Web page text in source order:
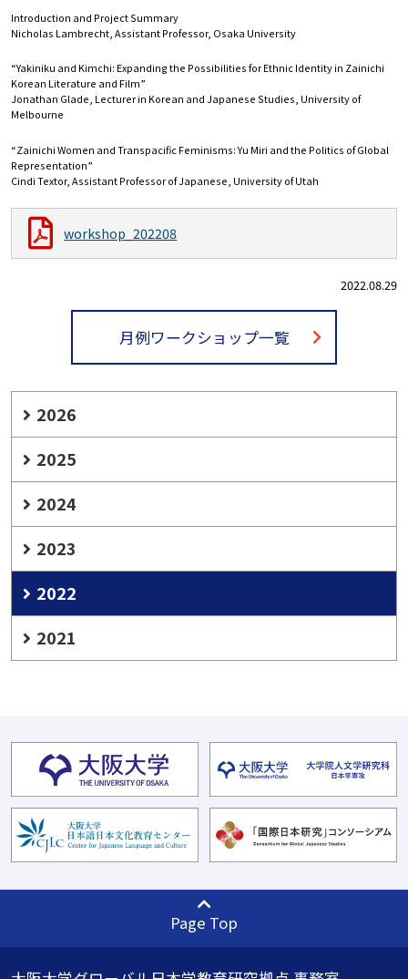
Introduction and Project Summary
Nicholas Lambrecht, Assistant Professor, Osaka University
“Yakiniku and Kimchi: Expanding the Possibilities for Ethnic Identity in Zainichi
Korean Literature and Film”
Jonathan Glade, Lecturer in Korean and Japanese Studies, University of
Melbourne
“Zainichi Women and Transpacific Feminisms: Yu Miri and the Politics of Global
Representation”
Cindi Textor, Assistant Professor of Japanese, University of Utah
workshop_202208
2022.08.29
月例ワークショップ一覧
2026
2025
2024
2023
2022
2021
Page Top